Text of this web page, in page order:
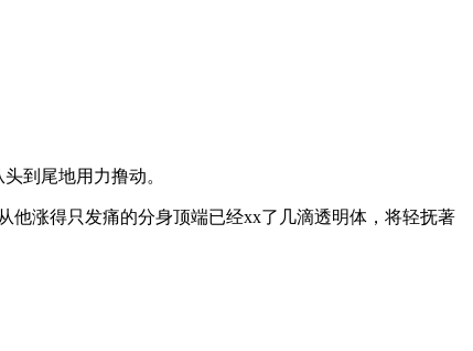
到尾地用力撸动。
他涨得只发痛的分身顶端已经xx了几滴透明体，将轻抚著